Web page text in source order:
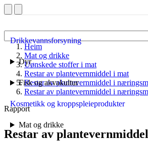
Drikkevannsforsyning
Dyr
Fisk og akvakultur
Kosmetikk og kroppspleieprodukter
Mat og drikke
Heim
Mat og drikke
Uønskede stoffer i mat
Restar av plantevernmiddel i mat
Restar av plantevernmiddel i
Restar av plantevernmiddel i
Rapport
Restar av